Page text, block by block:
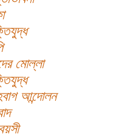
মোল্লা
আন্দোলন